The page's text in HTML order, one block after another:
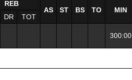
REB
AS
ST BS TO
MIN
DR TOT
300:00